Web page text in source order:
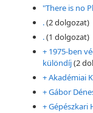
"There is no
.(2 dolgozat)
.(1 dolgozat)
+ 1975-ben
különdíj(2
+ Akadémiai
+ Gábor
+ Gépészkari